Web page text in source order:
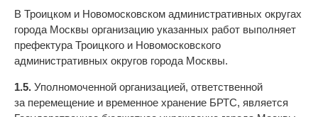
В Троицком и Новомосковском административных округах
города Москвы организацию указанных работ выполняет
префектура Троицкого и Новомосковского
административных округов города Москвы.
1.5. Уполномоченной организацией, ответственной
за перемещение и временное хранение БРТС, является